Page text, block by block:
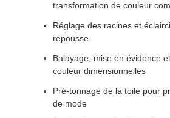
transformation de couleur
Réglage des racines et
repousse
Balayage, mise en évidence
couleur dimensionnelles
Pré-tonnage de la toile pour
de mode